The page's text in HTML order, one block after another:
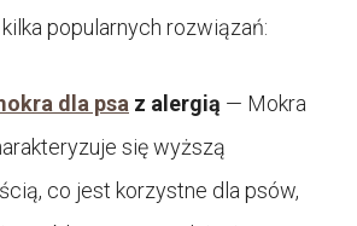
popularnych rozwiązań:
dla psa z alergią — Mokra
się wyższą
co jest korzystne dla psów,